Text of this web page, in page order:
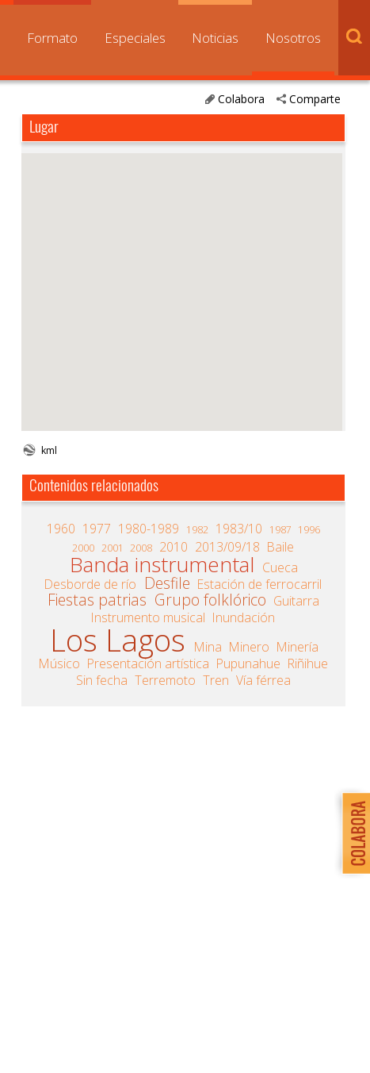
Formato Especiales Noticias Nosotros
Comparte
Colabora
Lugar
kml
Contenidos relacionados
1960 1977 1980-1989 1982 1983/10 1987 1996
2000 2001 2008 2010 2013/09/18 Baile
Banda instrumental Cueca
Desborde de río Desfile Estación de ferrocarril
Fiestas patrias Grupo folklórico Guitarra
Instrumento musical Inundación
Los Lagos Mina Minero Minería
Músico Presentación artística Pupunahue Riñihue
Sin fecha Terremoto Tren Vía férrea